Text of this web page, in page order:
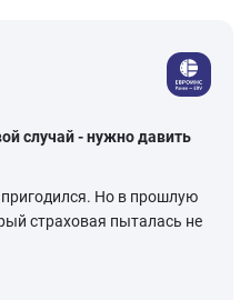
случай - нужно давить
Но в прошлую
страховая пыталась не